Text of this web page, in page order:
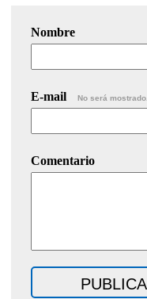
Nombre
E-mail No será mostrado.
Comentario